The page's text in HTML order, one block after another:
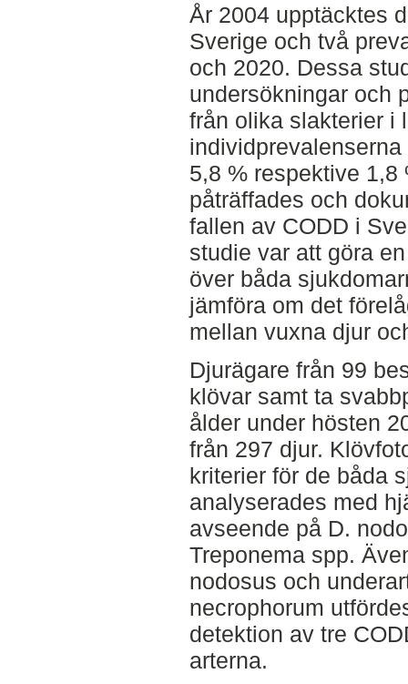
År 2004 upptäcktes
Sverige och två
och 2020. Dessa
undersökningar och
från olika slakterier i
5,8 % respektive 1,8
påträffades och
fallen av CODD i
studie var att göra
över båda
jämföra om det
mellan vuxna djur
Djurägare från 99
klövar samt ta
ålder under hösten
från 297 djur.
kriterier för de båda
analyserades med
avseende på D.
Treponema spp.
nodosus och
necrophorum
detektion av tre
arterna.